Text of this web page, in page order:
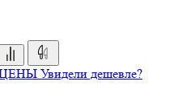
Увидели дешевле?